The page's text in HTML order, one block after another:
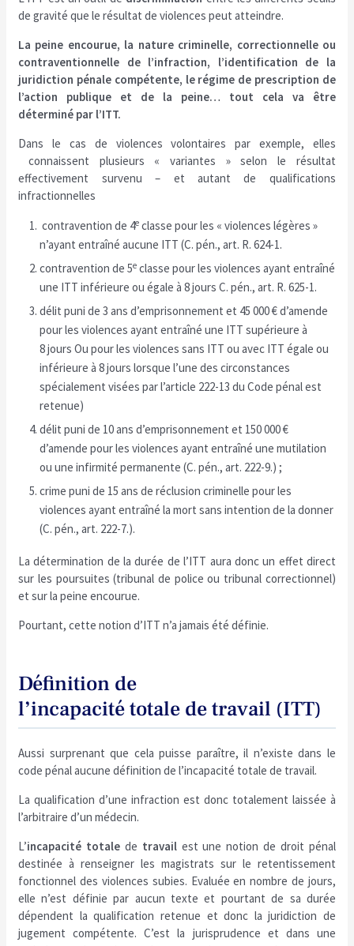
de gravité que le résultat de violences peut atteindre.
La peine encourue, la nature criminelle, correctionnelle ou
contraventionnelle de l’infraction, l’identification de la
juridiction pénale compétente, le régime de prescription de
l’action publique et de la peine… tout cela va être
déterminé par l’ITT.
Dans le cas de violences volontaires par exemple, elles
connaissent plusieurs « variantes » selon le résultat
effectivement survenu – et autant de qualifications
infractionnelles
contravention de 4e classe pour les « violences légères »
n’ayant entraîné aucune ITT (C. pén., art. R. 624-1.
contravention de 5e classe pour les violences ayant entraîné
une ITT inférieure ou égale à 8 jours C. pén., art. R. 625-1.
délit puni de 3 ans d’emprisonnement et 45 000 € d’amende
pour les violences ayant entraîné une ITT supérieure à
8 jours Ou pour les violences sans ITT ou avec ITT égale ou
inférieure à 8 jours lorsque l’une des circonstances
spécialement visées par l’article 222-13 du Code pénal est
retenue)
délit puni de 10 ans d’emprisonnement et 150 000 €
d’amende pour les violences ayant entraîné une mutilation
ou une infirmité permanente (C. pén., art. 222-9.) ;
crime puni de 15 ans de réclusion criminelle pour les
violences ayant entraîné la mort sans intention de la donner
(C. pén., art. 222-7.).
La détermination de la durée de l’ITT aura donc un effet direct
sur les poursuites (tribunal de police ou tribunal correctionnel)
et sur la peine encourue.
Pourtant, cette notion d’ITT n’a jamais été définie.
Définition de
l’incapacité totale de travail (ITT)
Aussi surprenant que cela puisse paraître, il n’existe dans le
code pénal aucune définition de l’incapacité totale de travail.
La qualification d’une infraction est donc totalement laissée à
l’arbitraire d’un médecin.
L’incapacité totalede travailest une notion de droit pénal
destinée à renseigner les magistrats sur le retentissement
fonctionnel des violences subies. Evaluée en nombre de jours,
elle n’est définie par aucun texte et pourtant de sa durée
dépendent la qualification retenue et donc la juridiction de
jugement compétente. C’est la jurisprudence et dans une